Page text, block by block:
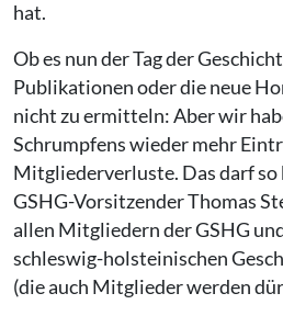
hat.
Ob es nun der Tag der
Publikationen oder die neue
nicht zu ermitteln: Aber wir
Schrumpfens wieder mehr
Mitgliederverluste. Das darf so
GSHG-Vorsitzender Thomas
allen Mitgliedern der GSHG
schleswig-holsteinischen
(die auch Mitglieder werden